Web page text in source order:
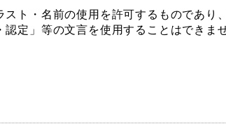
ト・名前の使用を許可するものであり
定」等の文言を使用することはできませ